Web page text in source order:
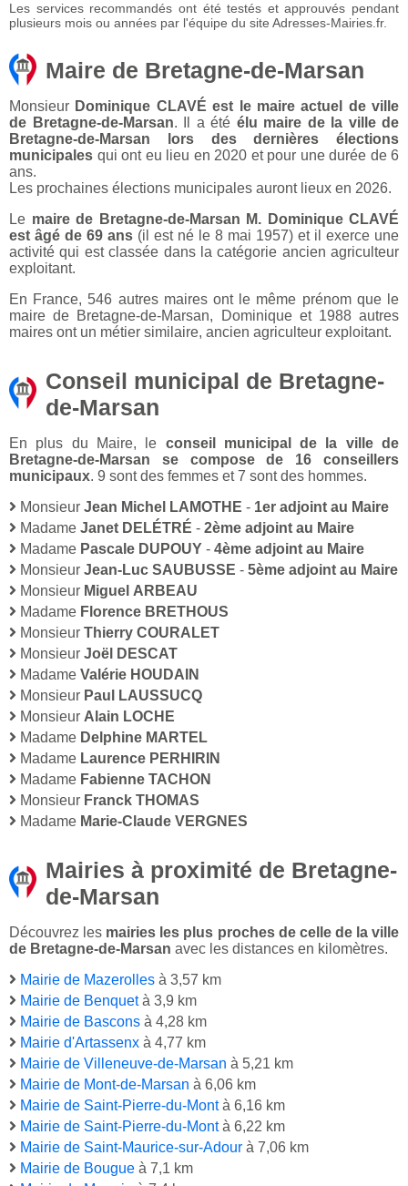
Les services recommandés ont été testés et approuvés pendant
plusieurs mois ou années par l'équipe du site Adresses-Mairies.fr.
Maire de Bretagne-de-Marsan
Monsieur Dominique CLAVÉ est le maire actuel de ville
de Bretagne-de-Marsan. Il a été élu maire de la ville de
Bretagne-de-Marsan lors des dernières élections
municipales qui ont eu lieu en 2020 et pour une durée de 6
ans.
Les prochaines élections municipales auront lieux en 2026.
Le maire de Bretagne-de-Marsan M. Dominique CLAVÉ
est âgé de 69 ans (il est né le 8 mai 1957) et il exerce une
activité qui est classée dans la catégorie ancien agriculteur
exploitant.
En France, 546 autres maires ont le même prénom que le
maire de Bretagne-de-Marsan, Dominique et 1988 autres
maires ont un métier similaire, ancien agriculteur exploitant.
Conseil municipal de Bretagne-
de-Marsan
En plus du Maire, le conseil municipal de la ville de
Bretagne-de-Marsan se compose de 16 conseillers
municipaux. 9 sont des femmes et 7 sont des hommes.
Monsieur Jean Michel LAMOTHE - 1er adjoint au Maire
Madame Janet DELÉTRÉ - 2ème adjoint au Maire
Madame Pascale DUPOUY - 4ème adjoint au Maire
Monsieur Jean-Luc SAUBUSSE - 5ème adjoint au Maire
Monsieur Miguel ARBEAU
Madame Florence BRETHOUS
Monsieur Thierry COURALET
Monsieur Joël DESCAT
Madame Valérie HOUDAIN
Monsieur Paul LAUSSUCQ
Monsieur Alain LOCHE
Madame Delphine MARTEL
Madame Laurence PERHIRIN
Madame Fabienne TACHON
Monsieur Franck THOMAS
Madame Marie-Claude VERGNES
Mairies à proximité de Bretagne-
de-Marsan
Découvrez les mairies les plus proches de celle de la ville
de Bretagne-de-Marsan avec les distances en kilomètres.
Mairie de Mazerolles à 3,57 km
Mairie de Benquetà 3,9 km
Mairie de Bascons à 4,28 km
Mairie d'Artassenx à 4,77 km
Mairie de Villeneuve-de-Marsan à 5,21 km
Mairie de Mont-de-Marsan à 6,06 km
Mairie de Saint-Pierre-du-Montà 6,16 km
Mairie de Saint-Pierre-du-Montà 6,22 km
Mairie de Saint-Maurice-sur-Adour à 7,06 km
Mairie de Bougue à 7,1 km